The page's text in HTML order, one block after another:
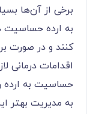
برخی از آن‌ها
به ارده حساسیت
کنند و در صورت
اقدامات درمانی
حساسیت به ارده
به مدیریت بهتر